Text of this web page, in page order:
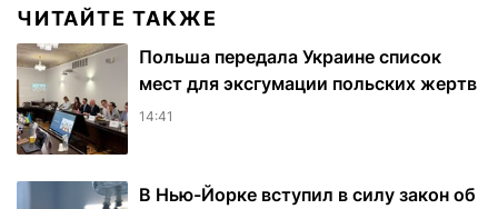
ЧИТАЙТЕ ТАКЖЕ
Польша передала Украине список
мест для эксгумации польских жертв
14:41
В Нью-Йорке вступил в силу закон об